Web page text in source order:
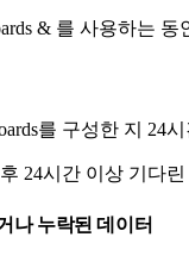
& 를 사용하는
를 구성한 지 24
24시간 이상 기다
나 누락된 데이터